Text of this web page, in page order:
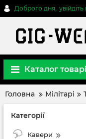
Доброго дня,
Каталог
Головна Мілітарі
Категорії
Кавери